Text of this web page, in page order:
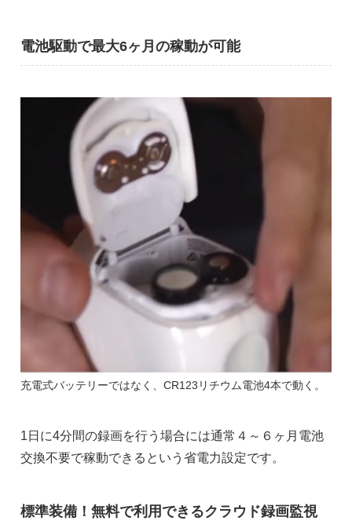
電池駆動で最大6ヶ月の稼動が可能
充電式バッテリーではなく、CR123リチウム電池4本で動く。
1日に4分間の録画を行う場合には通常４～６ヶ月電池
交換不要で稼動できるという省電力設定です。
標準装備！無料で利用できるクラウド録画監視